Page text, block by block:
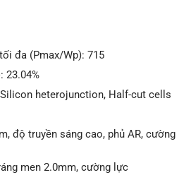
đa (Pmax/Wp): 715
23.04%
heterojunction, Half-cut cells
độ truyền sáng cao, phủ AR, cường
men 2.0mm, cường lực